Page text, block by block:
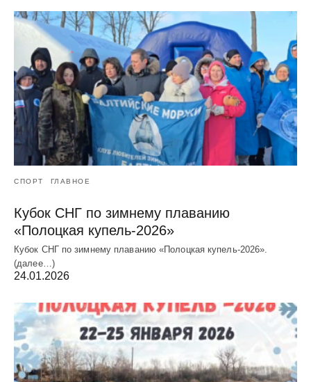
СПОРТ ГЛАВНОЕ
Кубок СНГ по зимнему плаванию
«Полоцкая купель-2026»
Кубок СНГ по зимнему плаванию «Полоцкая купель-2026».
(далее…)
24.01.2026